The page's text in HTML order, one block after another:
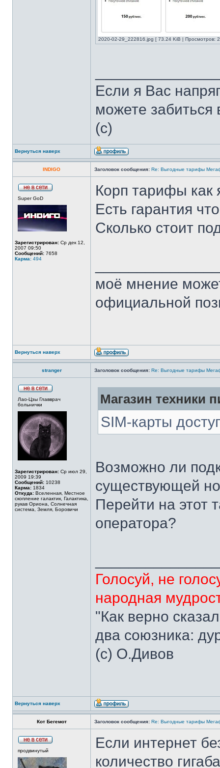
2020-02-29_222816.jpg [ 73.24 KiB | Просмотров:
Если я Вас
можете забиться
(с)
Вернуться наверх
INDIGO Заголовок сообщения: Re: Выгодные тарифы
Super GoD
Зарегистрирован: Ср дек 12,
2007 09:50
Сообщений: 7658
Карма: 494
Корп тарифы как
Есть гарантия
Сколько стоит
моё мнение
официальной
Вернуться наверх
stranger Заголовок сообщения: Re: Выгодные тарифы
Лао-Цзы Главврач
больнички
Зарегистрирован: Ср июл 29,
2009 19:39
Сообщений: 10238
Карма: 1834
Откуда: Вселенная, Местное
скопление галактик, Галактика,
рукав Ориона, Солнечная
система, Земля, Боровичи
Магазин техники
SIM-карты
Возможно ли
существующей
Перейти на этот
оператора?
Голосуй, не
народная
"Как верно
два союзника:
(с) О.Дивов
Вернуться наверх
Кот Бегемот Заголовок сообщения: Re: Выгодные тарифы
продвинутый
Если интернет
количество